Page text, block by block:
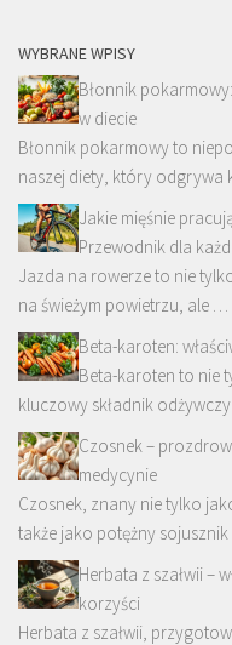
WYBRANE WPISY
Błonnik
w diecie
Błonnik pokarmowy to
naszej diety, który odgrywa
Jakie mięśnie
Przewodnik dla
Jazda na rowerze to nie
na świeżym powietrzu, ale …
Beta-karoten:
Beta-karoten to nie
kluczowy składnik
Czosnek –
medycynie
Czosnek, znany nie tylko
także jako potężny
Herbata z szałwii –
korzyści
Herbata z szałwii,